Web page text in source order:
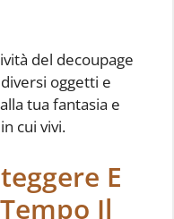
del decoupage
oggetti e
tua fantasia e
cui vivi.
E
Il